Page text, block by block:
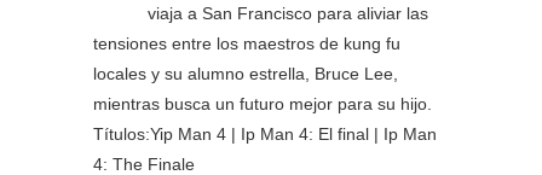
viaja a San Francisco para aliviar las
tensiones entre los maestros de kung fu
locales y su alumno estrella, Bruce Lee,
mientras busca un futuro mejor para su hijo.
Títulos:Yip Man 4 | Ip Man 4: El final | Ip Man
4: The Finale